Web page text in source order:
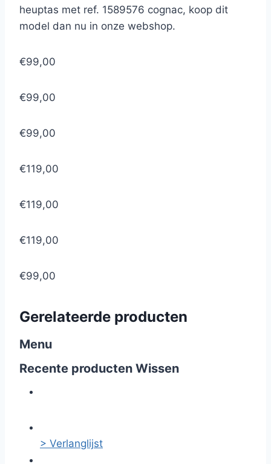
heuptas met ref. 1589576 cognac, koop dit
model dan nu in onze webshop.
€99,00
€99,00
€99,00
€119,00
€119,00
€119,00
€99,00
Gerelateerde producten
Menu
Recente producten Wissen
> Verlanglijst